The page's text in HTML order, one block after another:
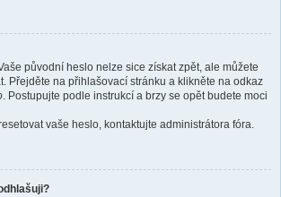
původní heslo nelze sice získat zpět, ale můžete
Přejděte na přihlašovací stránku a klikněte na odkaz
. Postupujte podle instrukcí a brzy se opět budete moci
vaše heslo, kontaktujte administrátora fóra.